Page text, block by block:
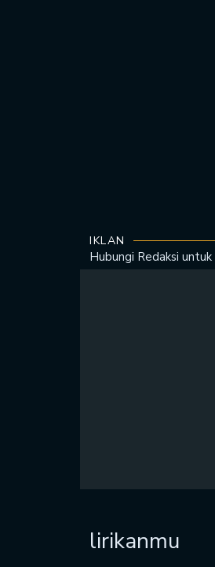
IKLAN
Hubungi Redaksi untuk
lirikanmu